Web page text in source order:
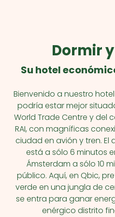
Dormir
Su hotel
Bienvenido a nuestro
podría estar mejor
World Trade Centre y del
RAI, con magníficas
ciudad en avión y tren. El
está a sólo 6 minutos
Ámsterdam a sólo 10
público. Aquí, en Qbic,
verde en una jungla de
se entra para ganar
enérgico distrito